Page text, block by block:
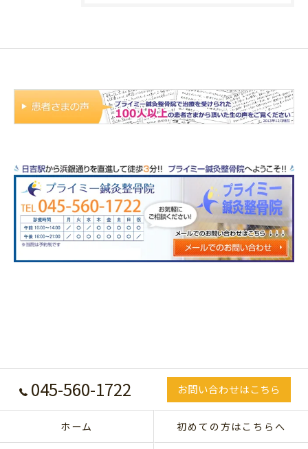
045-560-1722 お問い合わせはこちら
ホーム 初めての方はこちらへ